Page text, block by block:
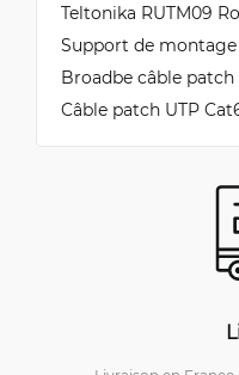
Teltonika RUTM09
Support de
Broadbe câble
Câble patch UTP